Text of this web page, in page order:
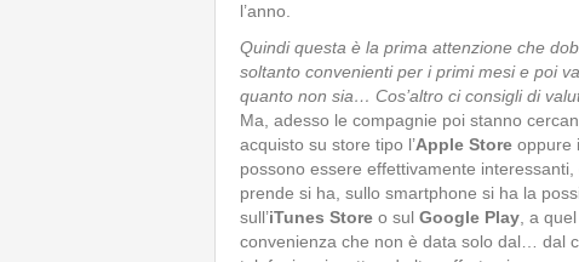
l’anno.
Quindi questa è la prima attenzione che
soltanto convenienti per i primi mesi e poi
quanto non sia… Cos’altro ci consigli di
Ma, adesso le compagnie poi stanno
acquisto su store tipo l’Apple Store oppure
possono essere effettivamente interessanti,
prende si ha, sullo smartphone si ha la
sull’iTunes Store o sul Google Play , a
convenienza che non è data solo dal… dal